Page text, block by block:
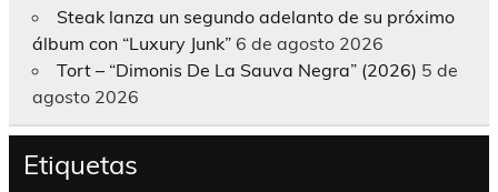
Steak lanza un segundo adelanto de su próximo
álbum con “Luxury Junk” 6 de agosto 2026
Tort – “Dimonis De La Sauva Negra” (2026) 5 de
agosto 2026
Etiquetas